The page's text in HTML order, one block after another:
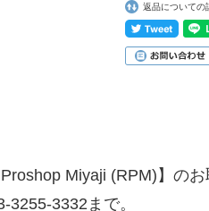
返品についての
Miyaji (RPM)】のお
3332まで。